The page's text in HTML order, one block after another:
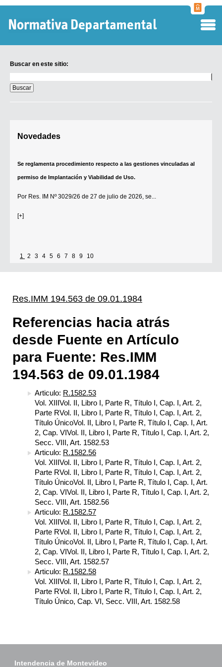
Buscar en este sitio:
en
este
sitio:
Novedades
Se reglamenta procedimiento respecto a las gestiones vinculadas al
permiso de Implantación y Viabilidad de Uso.
Por Res. IM Nº 3029/26 de 27 de julio de 2026, se...
[+]
1 2 3 4 5 6 7 8 9 10
Res.IMM 194.563 de 09.01.1984
Referencias hacia atrás
desde Fuente en Artículo
para Fuente: Res.IMM
194.563 de 09.01.1984
Articulo: R.1582.53
Vol. XIIIVol. II, Libro I, Parte R, Título I, Cap. I, Art. 2,
Parte RVol. II, Libro I, Parte R, Título I, Cap. I, Art. 2,
Título ÚnicoVol. II, Libro I, Parte R, Título I, Cap. I, Art.
2, Cap. VIVol. II, Libro I, Parte R, Título I, Cap. I, Art. 2,
Secc. VIII, Art. 1582.53
Articulo: R.1582.56
Vol. XIIIVol. II, Libro I, Parte R, Título I, Cap. I, Art. 2,
Parte RVol. II, Libro I, Parte R, Título I, Cap. I, Art. 2,
Título ÚnicoVol. II, Libro I, Parte R, Título I, Cap. I, Art.
2, Cap. VIVol. II, Libro I, Parte R, Título I, Cap. I, Art. 2,
Secc. VIII, Art. 1582.56
Articulo: R.1582.57
Vol. XIIIVol. II, Libro I, Parte R, Título I, Cap. I, Art. 2,
Parte RVol. II, Libro I, Parte R, Título I, Cap. I, Art. 2,
Título ÚnicoVol. II, Libro I, Parte R, Título I, Cap. I, Art.
2, Cap. VIVol. II, Libro I, Parte R, Título I, Cap. I, Art. 2,
Secc. VIII, Art. 1582.57
Articulo: R.1582.58
Vol. XIIIVol. II, Libro I, Parte R, Título I, Cap. I, Art. 2,
Parte RVol. II, Libro I, Parte R, Título I, Cap. I, Art. 2,
Título Único, Cap. VI, Secc. VIII, Art. 1582.58
Intendencia de Montevideo